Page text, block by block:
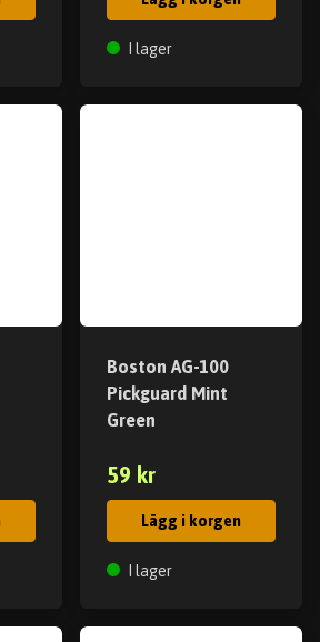
I lager
Boston AG-100
Pickguard Mint
Green
59 kr
Lägg i korgen
I lager